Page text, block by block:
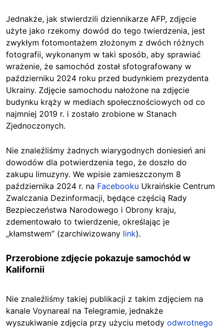
Jednakże, jak stwierdzili dziennikarze AFP, zdjęcie
użyte jako rzekomy dowód do tego twierdzenia, jest
zwykłym fotomontażem złożonym z dwóch różnych
fotografii, wykonanym w taki sposób, aby sprawiać
wrażenie, że samochód został sfotografowany w
październiku 2024 roku przed budynkiem prezydenta
Ukrainy. Zdjęcie samochodu nałożone na zdjęcie
budynku krąży w mediach społecznościowych od co
najmniej 2019 r. i zostało zrobione w Stanach
Zjednoczonych.
Nie znaleźliśmy żadnych wiarygodnych doniesień ani
dowodów dla potwierdzenia tego, że doszło do
zakupu limuzyny. We wpisie zamieszczonym 8
października 2024 r. na Facebooku Ukraińskie Centrum
Zwalczania Dezinformacji, będące częścią Rady
Bezpieczeństwa Narodowego i Obrony kraju,
zdementowało to twierdzenie, określając je
„kłamstwem” (zarchiwizowany link).
Przerobione zdjęcie pokazuje samochód w
Kalifornii
Nie znaleźliśmy takiej publikacji z takim zdjęciem na
kanale Voynareal na Telegramie, jednakże
wyszukiwanie zdjęcia przy użyciu metody odwrotnego